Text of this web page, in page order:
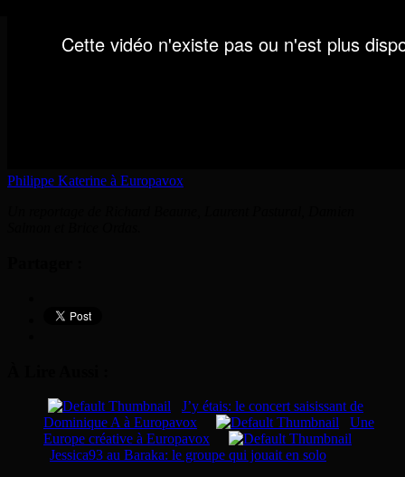
Philippe Katerine à Europavox
J’y étais: le concert saisissant de
Dominique A à Europavox
Une
Europe créative à Europavox
Jessica93 au Baraka: le groupe qui jouait en solo